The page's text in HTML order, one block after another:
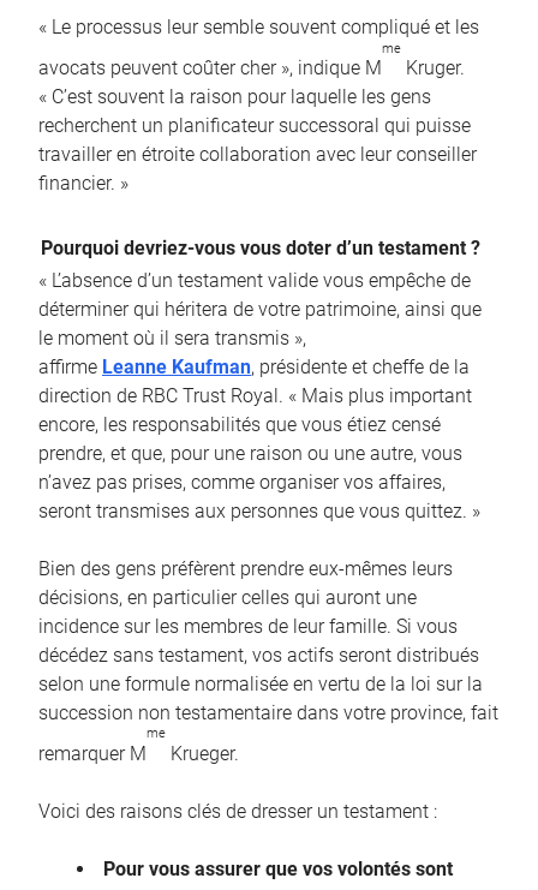
« Le processus leur semble souvent compliqué et les
avocats peuvent coûter cher », indique M
me
Kruger.
« C’est souvent la raison pour laquelle les gens
recherchent un planificateur successoral qui puisse
travailler en étroite collaboration avec leur conseiller
financier. »
Pourquoi devriez-vous vous doter d’un testament ?
« L’absence d’un testament valide vous empêche de
déterminer qui héritera de votre patrimoine, ainsi que
le moment où il sera transmis »,
affirme Leanne Kaufman, présidente et cheffe de la
direction de RBC Trust Royal. « Mais plus important
encore, les responsabilités que vous étiez censé
prendre, et que, pour une raison ou une autre, vous
n’avez pas prises, comme organiser vos affaires,
seront transmises aux personnes que vous quittez. »
Bien des gens préfèrent prendre eux-mêmes leurs
décisions, en particulier celles qui auront une
incidence sur les membres de leur famille. Si vous
décédez sans testament, vos actifs seront distribués
selon une formule normalisée en vertu de la loi sur la
succession non testamentaire dans votre province, fait
remarquer M
me
Krueger.
Voici des raisons clés de dresser un testament :
Pour vous assurer que vos volontés sont